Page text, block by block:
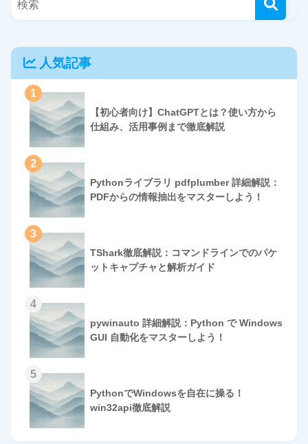
人気記事
1
【初心者向け】ChatGPTとは？使い方から
仕組み、活用事例まで徹底解説
2
Pythonライブラリ pdfplumber 詳細解説：
PDFからの情報抽出をマスターしよう！
3
TShark徹底解説：コマンドラインでのパケ
ットキャプチャと解析ガイド
4
pywinauto 詳細解説：Python で Windows
GUI 自動化をマスターしよう！
5
PythonでWindowsを自在に操る！
win32api徹底解説